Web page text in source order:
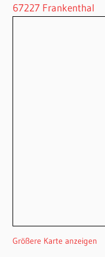
67227 Frankenthal
Größere Karte anzeigen